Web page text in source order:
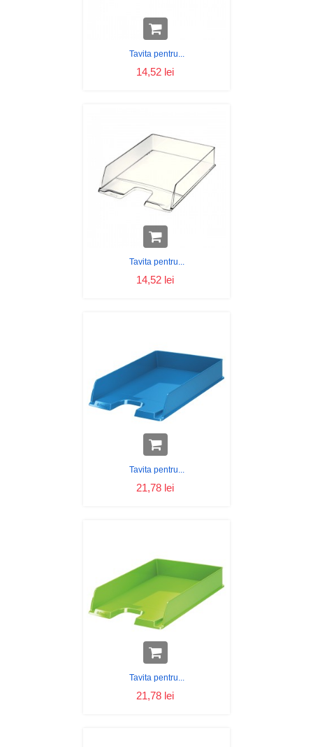
Tavita pentru...
14,52 lei
Tavita pentru...
14,52 lei
Tavita pentru...
21,78 lei
Tavita pentru...
21,78 lei